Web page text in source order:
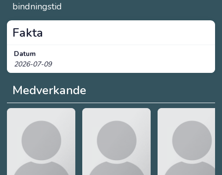
bindningstid
Medverkande
Fakta
Datum
2026-07-09